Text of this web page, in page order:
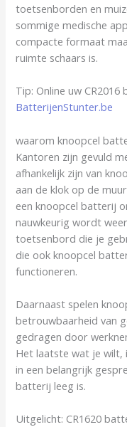
toetsenborden en
sommige medische
compacte formaat
ruimte schaars is.
Tip: Online uw
BatterijenStunter.be
waarom knoopcel
Kantoren zijn gevuld
afhankelijk zijn van
aan de klok op de
een knoopcel batterij
nauwkeurig wordt
toetsenbord die je
die ook knoopcel
functioneren.
Daarnaast spelen
betrouwbaarheid van
gedragen door
Het laatste wat je wilt,
in een belangrijk
batterij leeg is.
Uitgelicht: CR1620